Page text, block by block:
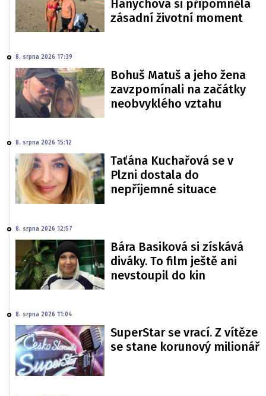
Hanychová si připomněla
zásadní životní moment
8. srpna 2026 17:39
Bohuš Matuš a jeho žena
zavzpomínali na začátky
neobvyklého vztahu
8. srpna 2026 15:12
Taťána Kuchařová se v
Plzni dostala do
nepříjemné situace
8. srpna 2026 12:57
Bára Basiková si získává
diváky. To film ještě ani
nevstoupil do kin
8. srpna 2026 11:04
SuperStar se vrací. Z vítěze
se stane korunový milionář